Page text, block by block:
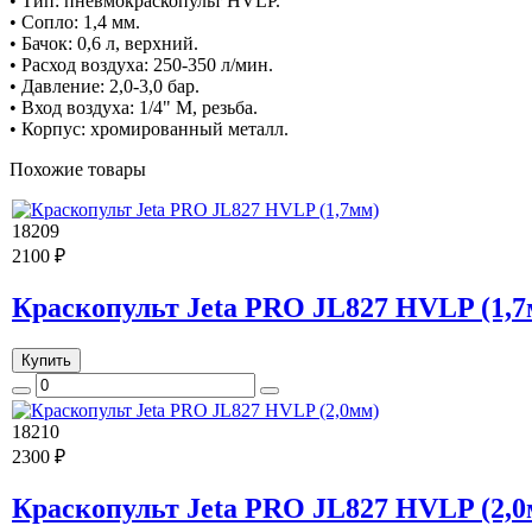
• Сопло: 1,4 мм.
• Бачок: 0,6 л, верхний.
• Расход воздуха: 250-350 л/мин.
• Давление: 2,0-3,0 бар.
• Вход воздуха: 1/4" М, резьба.
• Корпус: хромированный металл.
Похожие товары
18209
2100 ₽
Краскопульт Jeta PRO JL827 HVLP
Купить
18210
2300 ₽
Краскопульт Jeta PRO JL827 HVLP